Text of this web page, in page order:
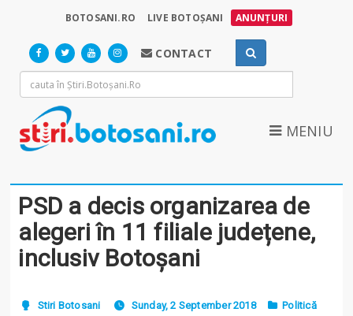
BOTOSANI.RO LIVE BOTOȘANI ANUNȚURI
CONTACT
MENIU
PSD a decis organizarea de
alegeri în 11 filiale județene,
inclusiv Botoșani
Stiri Botosani Sunday, 2 September 2018 Politică